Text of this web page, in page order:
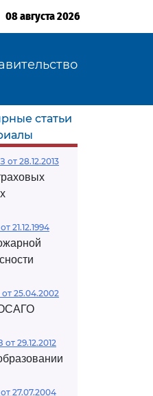
08 августа 2026
статьи
от 28.12.2013
21.12.1994
25.04.2002
29.12.2012
27.07.2004